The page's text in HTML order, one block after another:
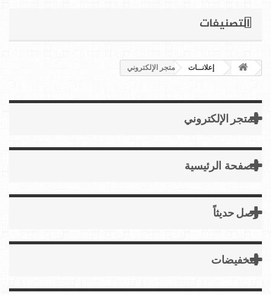
التصنيفات
إعلانــات المتجر الإلكتروني
المتجر الإلكتروني
الصفحة الرئيسية
وصل حديثاً
التخفيضات